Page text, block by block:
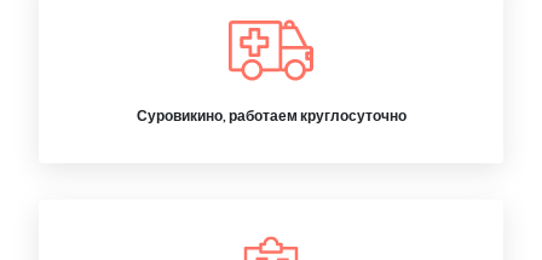
Суровикино, работаем круглосуточно